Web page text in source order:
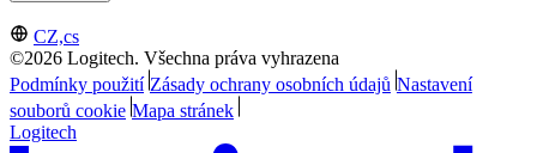
CZ,cs
©2026 Logitech. Všechna práva vyhrazena
Podmínky použití Zásady ochrany osobních údajů Nastavení
souborů cookie Mapa stránek
Logitech